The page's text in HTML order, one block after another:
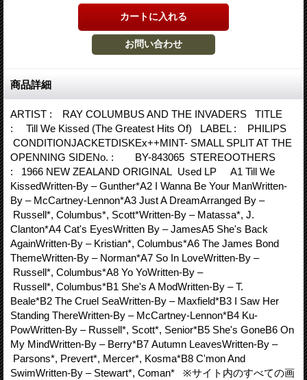
商品詳細
ARTIST : RAY COLUMBUS AND THE INVADERS TITLE
: Till We Kissed (The Greatest Hits Of) LABEL : PHILIPS
CONDITIONJACKETDISKEx++MINT- SMALL SPLIT AT THE
OPENNING SIDENo. : BY-843065 STEREOOTHERS
: 1966 NEW ZEALAND ORIGINAL Used LP A1 Till We
KissedWritten-By – Gunther*A2 I Wanna Be Your ManWritten-
By – McCartney-Lennon*A3 Just A DreamArranged By –
Russell*, Columbus*, Scott*Written-By – Matassa*, J.
Clanton*A4 Cat's EyesWritten By – JamesA5 She's Back
AgainWritten-By – Kristian*, Columbus*A6 The James Bond
ThemeWritten-By – Norman*A7 So In LoveWritten-By –
Russell*, Columbus*A8 Yo YoWritten-By –
Russell*, Columbus*B1 She's A ModWritten-By – T.
Beale*B2 The Cruel SeaWritten-By – Maxfield*B3 I Saw Her
Standing ThereWritten-By – McCartney-Lennon*B4 Ku-
PowWritten-By – Russell*, Scott*, Senior*B5 She's GoneB6 On
My MindWritten-By – Berry*B7 Autumn LeavesWritten-By –
Parsons*, Prevert*, Mercer*, Kosma*B8 C'mon And
SwimWritten-By – Stewart*, Coman* ※サイト内のすべての画